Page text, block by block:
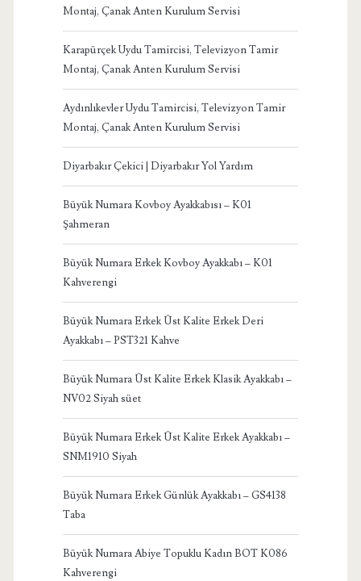
Montaj, Çanak Anten Kurulum Servisi
Karapürçek Uydu Tamircisi, Televizyon Tamir
Montaj, Çanak Anten Kurulum Servisi
Aydınlıkevler Uydu Tamircisi, Televizyon Tamir
Montaj, Çanak Anten Kurulum Servisi
Diyarbakır Çekici | Diyarbakır Yol Yardım
Büyük Numara Kovboy Ayakkabısı – K01
Şahmeran
Büyük Numara Erkek Kovboy Ayakkabı – K01
Kahverengi
Büyük Numara Erkek Üst Kalite Erkek Deri
Ayakkabı – PST321 Kahve
Büyük Numara Üst Kalite Erkek Klasik Ayakkabı –
NV02 Siyah süet
Büyük Numara Erkek Üst Kalite Erkek Ayakkabı –
SNM1910 Siyah
Büyük Numara Erkek Günlük Ayakkabı – GS4138
Taba
Büyük Numara Abiye Topuklu Kadın BOT K086
Kahverengi